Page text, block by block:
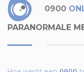
0900
PARANORMALE